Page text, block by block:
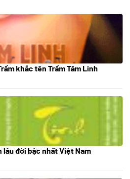
khắc tên Trầm Tâm Linh
đời bậc nhất Việt Nam